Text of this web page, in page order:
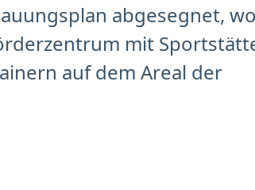
abgesegnet,
mit
auf dem Areal der